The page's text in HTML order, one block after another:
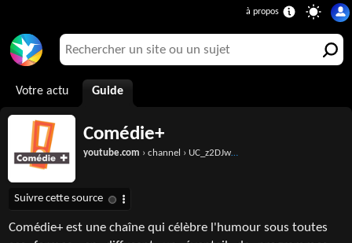
Votre actu Guide
Comédie+
youtube.com › channel › UC_z2DJwwcpIxhtkxM9BX9VA
Comédie+ est une chaîne qui célèbre l'humour sous toutes